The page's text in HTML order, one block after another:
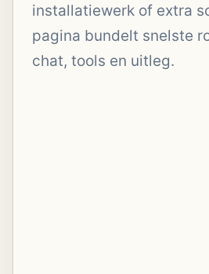
installatiewerk of extra
pagina bundelt snelste
chat, tools en uitleg.